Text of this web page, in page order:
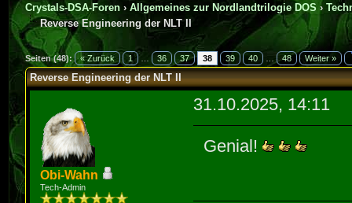
Crystals-DSA-Foren ›Allgemeines zur Nordlandtrilogie DOS ›
Reverse Engineering der NLT II
Seiten (48): « Zurück 1 … 36 37 38 39 40 … 48 Weiter »
Reverse Engineering der NLT II
Obi-Wahn
Tech-Admin
31.10.2025, 14:11
Genial!